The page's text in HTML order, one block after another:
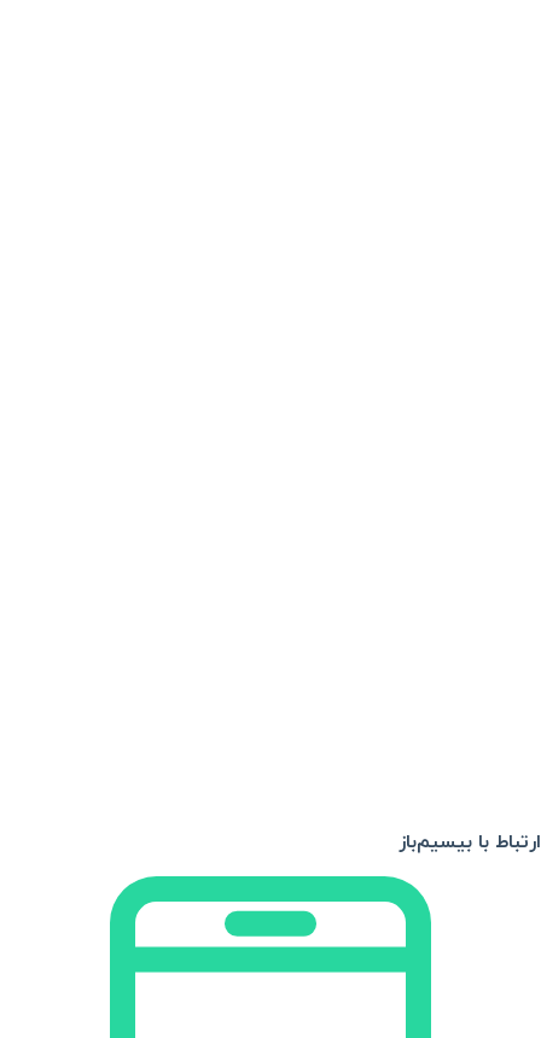
ارتباط با بیسیم‌باز